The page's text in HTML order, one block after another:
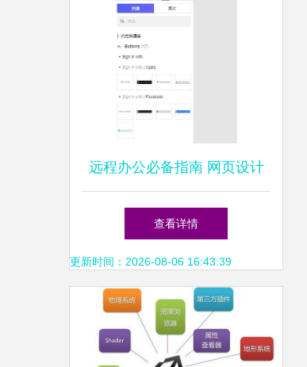
远程办公必备指南 网页设计
软件如何选？看这一篇就够了
查看详情
更新时间：2026-08-06 16:43:39